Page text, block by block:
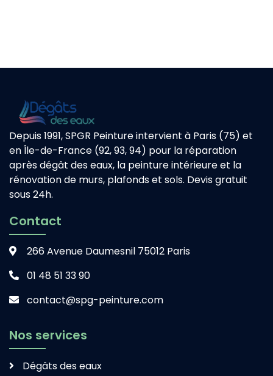
Depuis 1991, SPGR Peinture intervient à Paris (75) et
en Île-de-France (92, 93, 94) pour la réparation
après dégât des eaux, la peinture intérieure et la
rénovation de murs, plafonds et sols. Devis gratuit
sous 24h.
Contact
266 Avenue Daumesnil 75012 Paris
01 48 51 33 90
contact@spg-peinture.com
Nos services
Dégâts des eaux